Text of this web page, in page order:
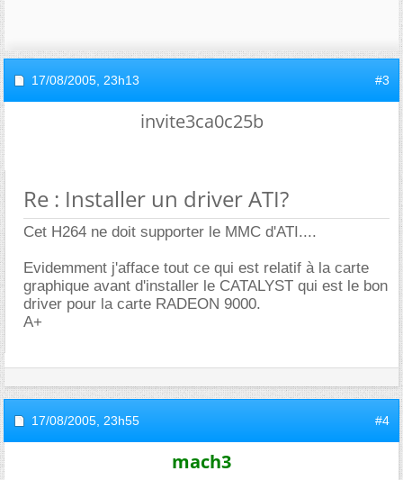
17/08/2005, 23h13 #3
invite3ca0c25b
Re : Installer un driver ATI?
Cet H264 ne doit supporter le MMC d'ATI....
Evidemment j'afface tout ce qui est relatif à la carte
graphique avant d'installer le CATALYST qui est le bon
driver pour la carte RADEON 9000.
A+
17/08/2005, 23h55 #4
mach3